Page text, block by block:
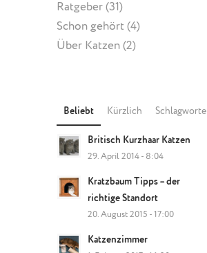
Ratgeber(31)
Schon gehört(4)
Über Katzen(2)
Beliebt Kürzlich Schlagworte
Britisch Kurzhaar Katzen
29. April 2014 - 8:04
Kratzbaum Tipps – der
richtige Standort
20. August 2015 - 17:00
Katzenzimmer